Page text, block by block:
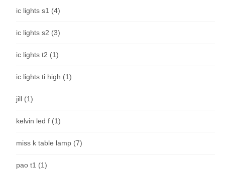
ic lights s1 (4)
ic lights s2 (3)
ic lights t2 (1)
ic lights ti high (1)
jill (1)
kelvin led f (1)
miss k table lamp (7)
pao t1 (1)